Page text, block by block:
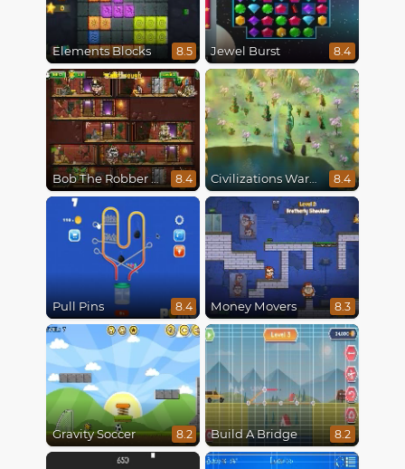
Elements Blocks 8.5 Jewel Burst 8.4
Bob The Robber 5 The Temple Adventure 8.4 Civilizations Wars Master Edition 8.4
Pull Pins 8.4 Money Movers 8.3
Gravity Soccer 8.2 Build A Bridge 8.2